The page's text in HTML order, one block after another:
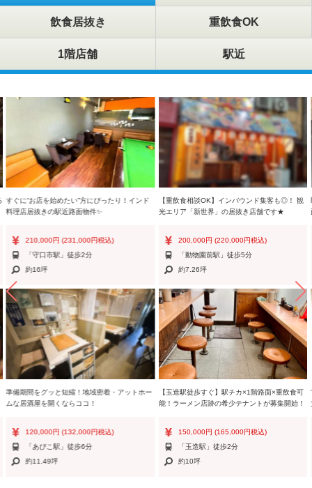
飲食居抜き 重飲食OK
1階店舗 駅近
すぐに“お店を始めたい”方にぴったり！インド
料理店居抜きの駅近路面物件✨
210,000円(231,000円税込)
「守口市駅」徒歩2分
約16坪
準備期間をグッと短縮！地域密着・アットホー
ムな居酒屋を開くならココ！
120,000円(132,000円税込)
「あびこ駅」徒歩6分
約11.49坪
【重飲食相談OK】インバウンド集客も◎！ 観
光エリア「新世界」の居抜き店舗です★
200,000円 (220,000円税込)
「動物園前駅」徒歩5分
約7.26坪
【玉造駅徒歩すぐ】駅チカ×1階路面×重飲食可
能！ラーメン店跡の希少テナントが募集開始！
150,000円 (165,000円税込)
「玉造駅」徒歩2分
約10坪